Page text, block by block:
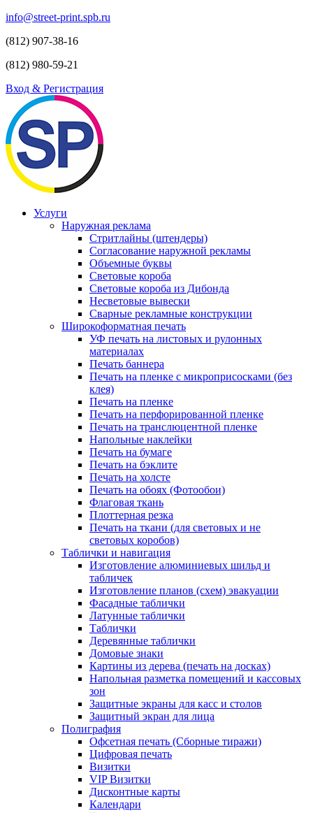
info@street-print.spb.ru
(812) 907-38-16
(812) 980-59-21
Вход & Регистрация
Услуги
Наружная реклама
Стритлайны (штендеры)
Согласование наружной рекламы
Объемные буквы
Световые короба
Световые короба из Дибонда
Несветовые вывески
Сварные рекламные конструкции
Широкоформатная печать
УФ печать на листовых и рулонных
материалах
Печать баннера
Печать на пленке с микроприсосками (без
клея)
Печать на пленке
Печать на перфорированной пленке
Печать на транслюцентной пленке
Напольные наклейки
Печать на бумаге
Печать на бэклите
Печать на холсте
Печать на обоях (Фотообои)
Флаговая ткань
Плоттерная резка
Печать на ткани (для световых и не
световых коробов)
Таблички и навигация
Изготовление алюминиевых шильд и
табличек
Изготовление планов (схем) эвакуации
Фасадные таблички
Латунные таблички
Таблички
Деревянные таблички
Домовые знаки
Картины из дерева (печать на досках)
Напольная разметка помещений и кассовых
зон
Защитные экраны для касс и столов
Защитный экран для лица
Полиграфия
Офсетная печать (Сборные тиражи)
Цифровая печать
Визитки
VIP Визитки
Дисконтные карты
Календари